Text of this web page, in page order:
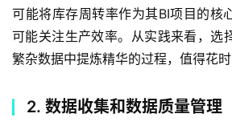
可能将库存周转率作为其BI项目的核
可能关注生产效率。从实践来看，选
繁杂数据中提炼精华的过程，值得花时
2. 数据收集和数据质量管理